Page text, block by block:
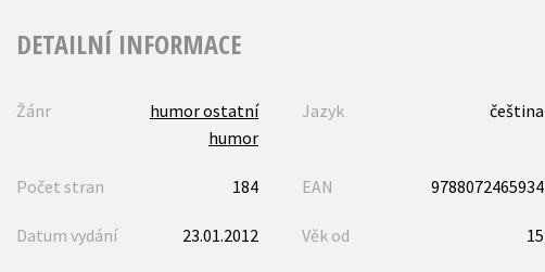
DETAILNÍ INFORMACE
Žánr
humor ostatní
humor
Jazyk čeština
Počet stran 184 EAN 9788072465934
Datum vydání 23.01.2012 Věk od 15